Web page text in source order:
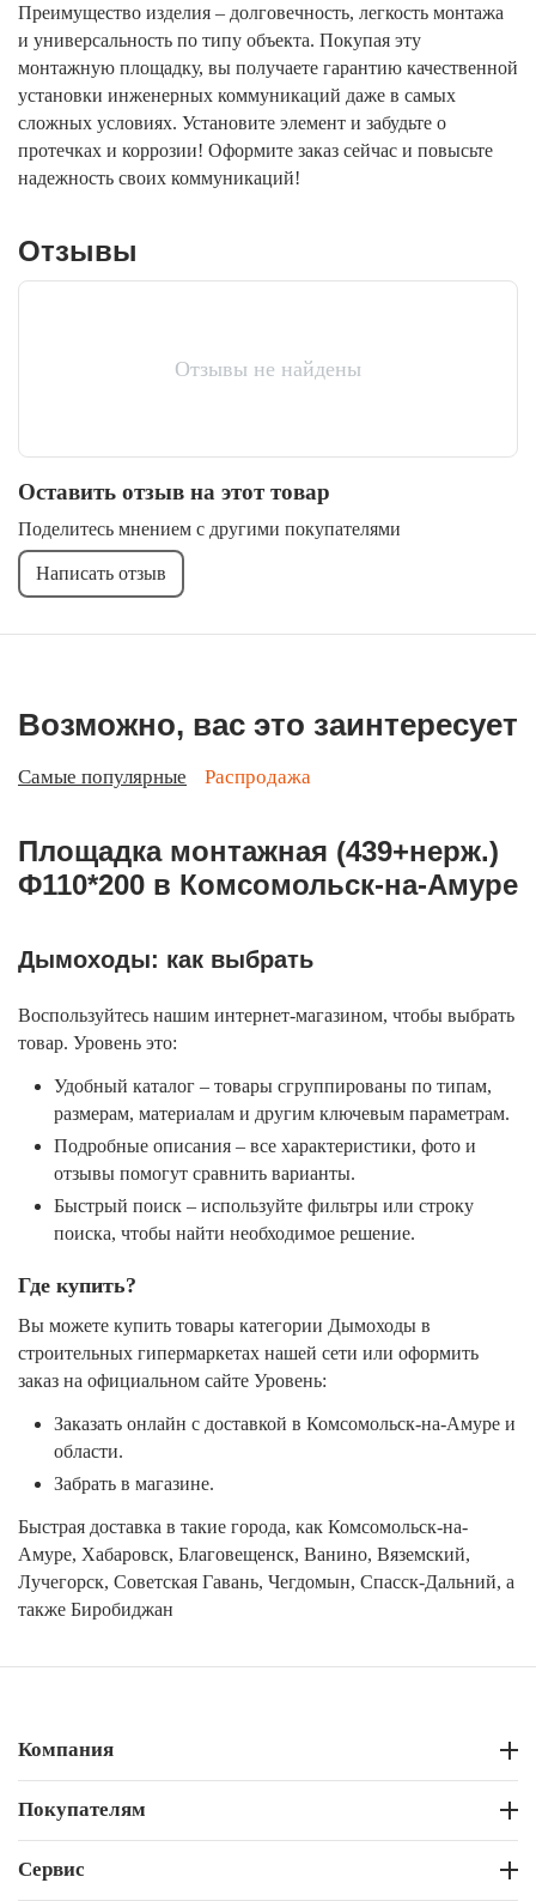
Преимущество изделия – долговечность, легкость монтажа
и универсальность по типу объекта. Покупая эту
монтажную площадку, вы получаете гарантию качественной
установки инженерных коммуникаций даже в самых
сложных условиях. Установите элемент и забудьте о
протечках и коррозии! Оформите заказ сейчас и повысьте
надежность своих коммуникаций!
Отзывы
Отзывы не найдены
Оставить отзыв на этот товар
Поделитесь мнением с другими покупателями
Написать отзыв
Возможно, вас это заинтересует
Самые популярные Распродажа
Площадка монтажная (439+нерж.)
Ф110*200 в Комсомольск-на-Амуре
Дымоходы: как выбрать
Воспользуйтесь нашим интернет-магазином, чтобы выбрать
товар. Уровень это:
Удобный каталог – товары сгруппированы по типам,
размерам, материалам и другим ключевым параметрам.
Подробные описания – все характеристики, фото и
отзывы помогут сравнить варианты.
Быстрый поиск – используйте фильтры или строку
поиска, чтобы найти необходимое решение.
Где купить?
Вы можете купить товары категории Дымоходы в
строительных гипермаркетах нашей сети или оформить
заказ на официальном сайте Уровень:
Заказать онлайн с доставкой в Комсомольск-на-Амуре и
области.
Забрать в магазине.
Быстрая доставка в такие города, как Комсомольск-на-
Амуре, Хабаровск, Благовещенск, Ванино, Вяземский,
Лучегорск, Советская Гавань, Чегдомын, Спасск-Дальний, а
также Биробиджан
Компания
Покупателям
Сервис